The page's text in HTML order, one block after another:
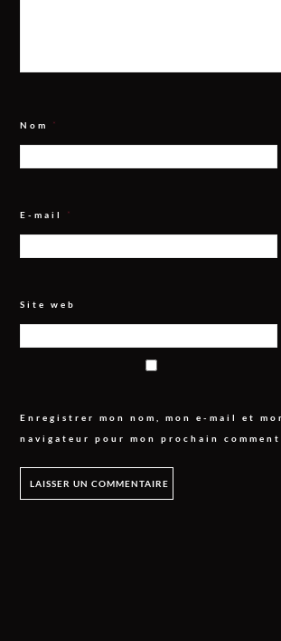
Nom *
E-mail *
Site web
Enregistrer mon nom, mon e-mail et
navigateur pour mon prochain